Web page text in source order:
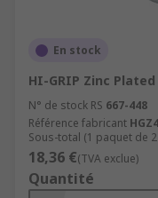
En stock
HI-GRIP Zinc
N° de stock RS 667-448
Référence fabricant
Sous-total (1 paquet de
18,36 €(TVA exclue)
Quantité